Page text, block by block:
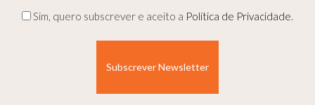
Privacidade
Sim, quero subscrever e aceito a Política de Privacidade